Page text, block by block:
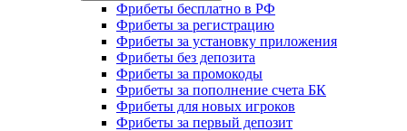
Фрибеты бесплатно в РФ
Фрибеты за регистрацию
Фрибеты за установку приложения
Фрибеты без депозита
Фрибеты за промокоды
Фрибеты за пополнение счета БК
Фрибеты для новых игроков
Фрибеты за первый депозит